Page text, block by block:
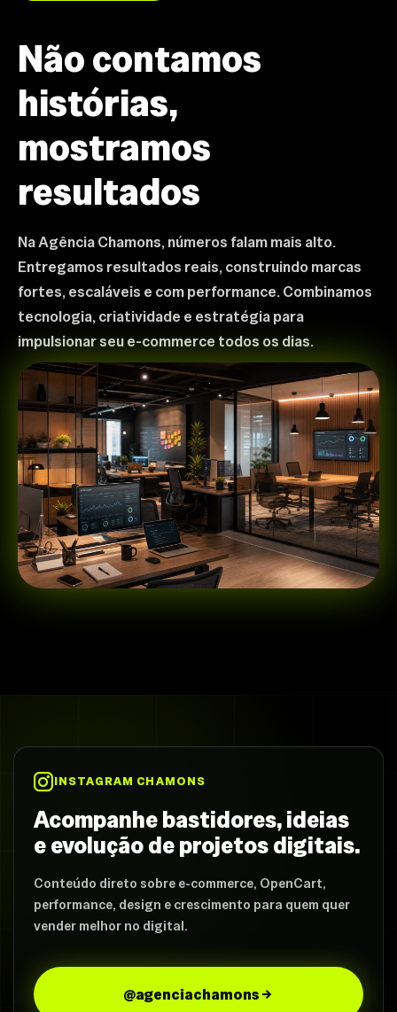
Não contamos
histórias,
mostramos
resultados
Na Agência Chamons, números falam mais alto.
Entregamos resultados reais, construindo marcas
fortes, escaláveis e com performance. Combinamos
tecnologia, criatividade e estratégia para
impulsionar seu e-commerce todos os dias.
INSTAGRAM CHAMONS
Acompanhe bastidores, ideias
e evolução de projetos digitais.
Conteúdo direto sobre e-commerce, OpenCart,
performance, design e crescimento para quem quer
vender melhor no digital.
@agenciachamons